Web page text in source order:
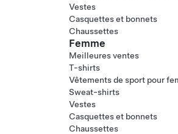
Vestes
Casquettes et bonnets
Chaussettes
Femme
Meilleures ventes
T-shirts
Vêtements de sport pour
Sweat-shirts
Vestes
Casquettes et bonnets
Chaussettes